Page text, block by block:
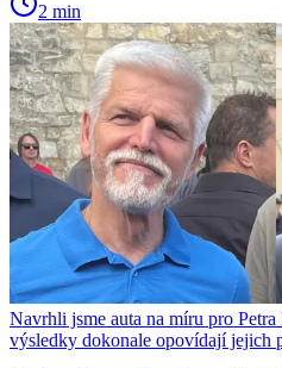
2 min
Navrhli jsme auta na míru pro
výsledky dokonale opovídají jejich